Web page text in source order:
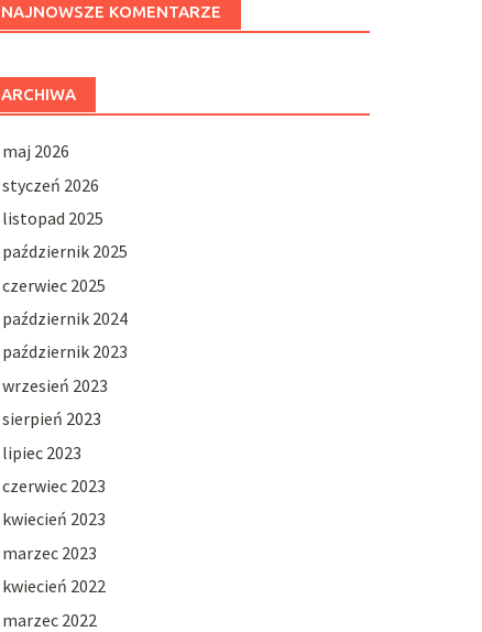
NAJNOWSZE KOMENTARZE
ARCHIWA
maj 2026
styczeń 2026
listopad 2025
październik 2025
czerwiec 2025
październik 2024
październik 2023
wrzesień 2023
sierpień 2023
lipiec 2023
czerwiec 2023
kwiecień 2023
marzec 2023
kwiecień 2022
marzec 2022